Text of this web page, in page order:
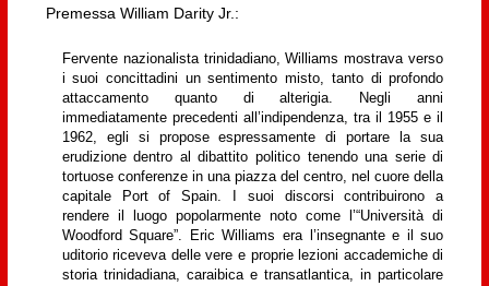
Premessa William Darity Jr.:
Fervente nazionalista trinidadiano, Williams mostrava verso
i suoi concittadini un sentimento misto, tanto di profondo
attaccamento quanto di alterigia. Negli anni
immediatamente precedenti all’indipendenza, tra il 1955 e il
1962, egli si propose espressamente di portare la sua
erudizione dentro al dibattito politico tenendo una serie di
tortuose conferenze in una piazza del centro, nel cuore della
capitale Port of Spain. I suoi discorsi contribuirono a
rendere il luogo popolarmente noto come l’“Università di
Woodford Square”. Eric Williams era l’insegnante e il suo
uditorio riceveva delle vere e proprie lezioni accademiche di
storia trinidadiana, caraibica e transatlantica, in particolare